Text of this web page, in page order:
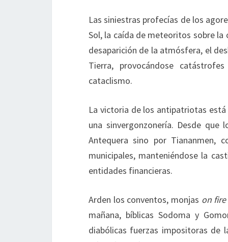
Las siniestras profecías de los
Sol, la caída de meteoritos sobre
desaparición de la atmósfera, el
Tierra, provocándose
cataclismo.
La victoria de los antipatriotas está
una sinvergonzonería. Desde
Antequera sino por Tiananmen,
municipales, manteniéndose la
entidades financieras.
Arden los conventos, monjas on fire
mañana, bíblicas Sodoma y
diabólicas fuerzas impositoras de